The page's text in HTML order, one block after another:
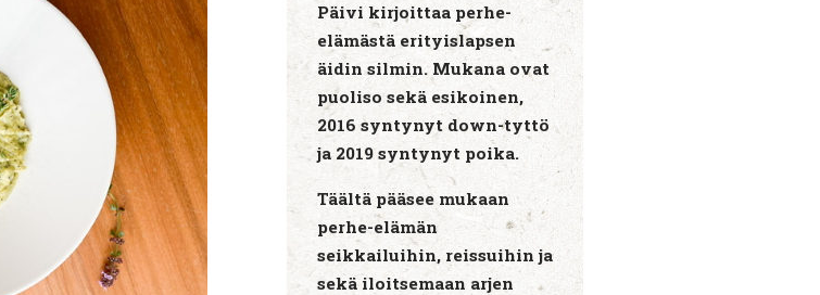
Päivi kirjoittaa perhe-
elämästä erityislapsen
äidin silmin. Mukana ovat
puoliso sekä esikoinen,
2016 syntynyt down-tyttö
ja 2019 syntynyt poika.
Täältä pääsee mukaan
perhe-elämän
seikkailuihin, reissuihin ja
sekä iloitsemaan arjen